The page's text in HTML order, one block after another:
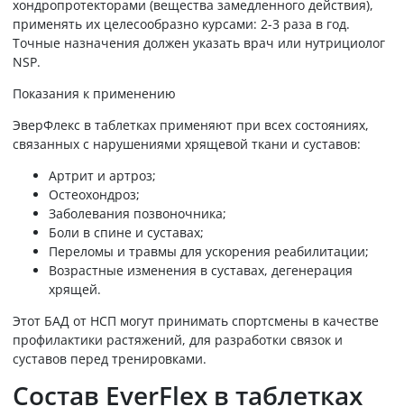
хондропротекторами (вещества замедленного действия),
применять их целесообразно курсами: 2-3 раза в год.
Точные назначения должен указать врач или нутрициолог
NSP.
Показания к применению
ЭверФлекс в таблетках применяют при всех состояниях,
связанных с нарушениями хрящевой ткани и суставов:
Артрит и артроз;
Остеохондроз;
Заболевания позвоночника;
Боли в спине и суставах;
Переломы и травмы для ускорения реабилитации;
Возрастные изменения в суставах, дегенерация
хрящей.
Этот БАД от НСП могут принимать спортсмены в качестве
профилактики растяжений, для разработки связок и
суставов перед тренировками.
Состав EverFlex в таблетках